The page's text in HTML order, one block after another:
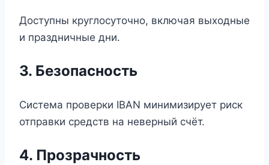
Доступны круглосуточно, включая выходные
и праздничные дни.
3. Безопасность
Система проверки IBAN минимизирует риск
отправки средств на неверный счёт.
4. Прозрачность